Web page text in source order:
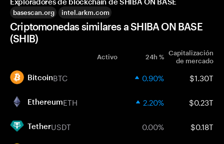
basescan.org intel.arkm.com
Criptomonedas similares a SHIBA ON BASE
(SHIB)
Activo 24h % Capitalización
de mercado
BitcoinBTC 0.90% $1.30T
EthereumETH 2.20% $0.23T
TetherUSDT 0.00% $0.18T